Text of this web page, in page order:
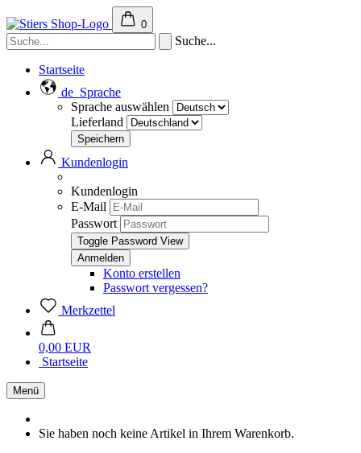
0
Suche...
Startseite
de Sprache
Sprache auswählen
Lieferland
Kundenlogin
Kundenlogin
E-Mail
Passwort
Toggle Password View
Konto erstellen
Passwort vergessen?
Merkzettel
0,00 EUR
Startseite
Menü
Sie haben noch keine Artikel in Ihrem Warenkorb.